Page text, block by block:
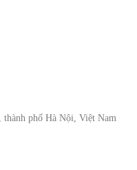
phố Hà Nội, Việt Nam